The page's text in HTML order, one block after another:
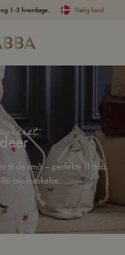
1-3 hverdage.. Vælg land
til de små – perfekte til dåb,
overraskelse.